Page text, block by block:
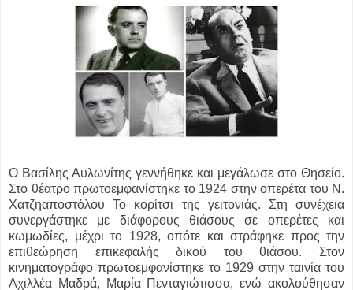
Ο Βασίλης Αυλωνίτης γεννήθηκε και μεγάλωσε στο Θησείο.
Στο θέατρο πρωτοεμφανίστηκε το 1924 στην οπερέτα του Ν.
Χατζηαποστόλου Το κορίτσι της γειτονιάς. Στη συνέχεια
συνεργάστηκε με διάφορους θιάσους σε οπερέτες και
κωμωδίες, μέχρι το 1928, οπότε και στράφηκε προς την
επιθεώρηση επικεφαλής δικού του θιάσου. Στον
κινηματογράφο πρωτοεμφανίστηκε το 1929 στην ταινία του
Αχιλλέα Μαδρά, Μαρία Πενταγιώτισσα, ενώ ακολούθησαν